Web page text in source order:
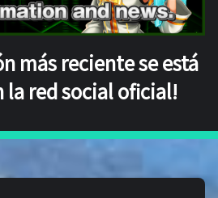
más reciente se está
la red social oficial!